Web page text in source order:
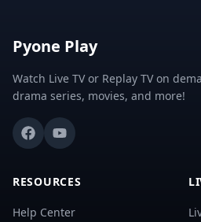
Pyone Play
Watch Live TV or Replay TV on
drama series, movies, and more!
RESOURCES
Help Center